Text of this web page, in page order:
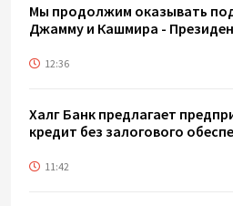
Мы продолжим оказывать
Джамму и Кашмира -
12:36
Халг Банк предлагает
кредит без залогового
11:42